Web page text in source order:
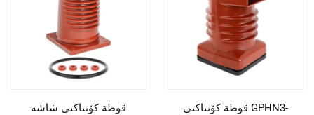
قوطة کۆنتاکتی شاشە
قوطة کۆنتاکتی GPHN3-